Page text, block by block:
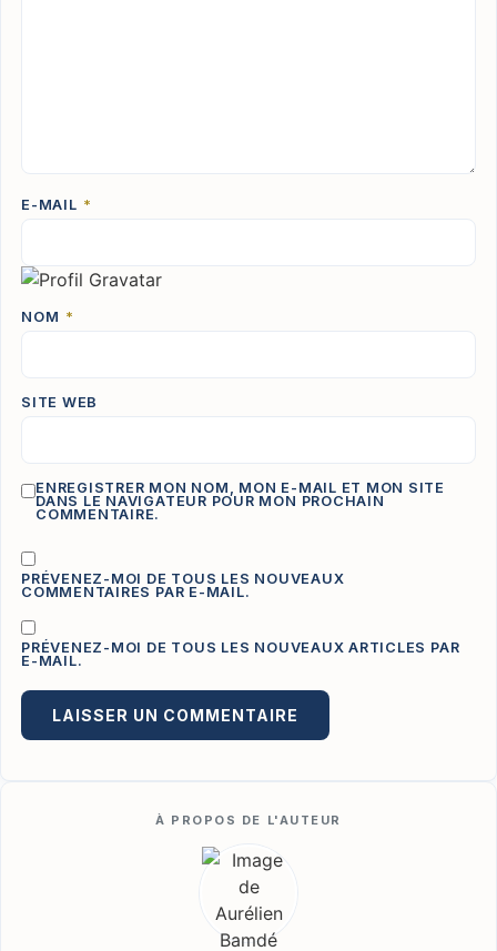
E-MAIL *
NOM *
SITE WEB
ENREGISTRER MON NOM, MON E-MAIL ET MON SITE
DANS LE NAVIGATEUR POUR MON PROCHAIN
COMMENTAIRE.
PRÉVENEZ-MOI DE TOUS LES NOUVEAUX
COMMENTAIRES PAR E-MAIL.
PRÉVENEZ-MOI DE TOUS LES NOUVEAUX ARTICLES PAR
E-MAIL.